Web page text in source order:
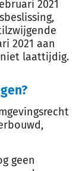
2021
2021 aan
niet laattijdig.
geen